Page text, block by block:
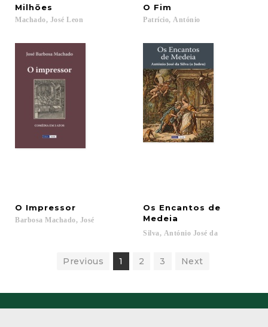
Milhões
Machado, José Leon
O Fim
Patrício, António
O Impressor
Barbosa Machado, José
Os Encantos de
Medeia
Silva, António José da
Previous 1 2 3 Next